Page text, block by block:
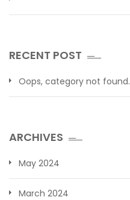
RECENT POST
Oops, category not found.
ARCHIVES
May 2024
March 2024